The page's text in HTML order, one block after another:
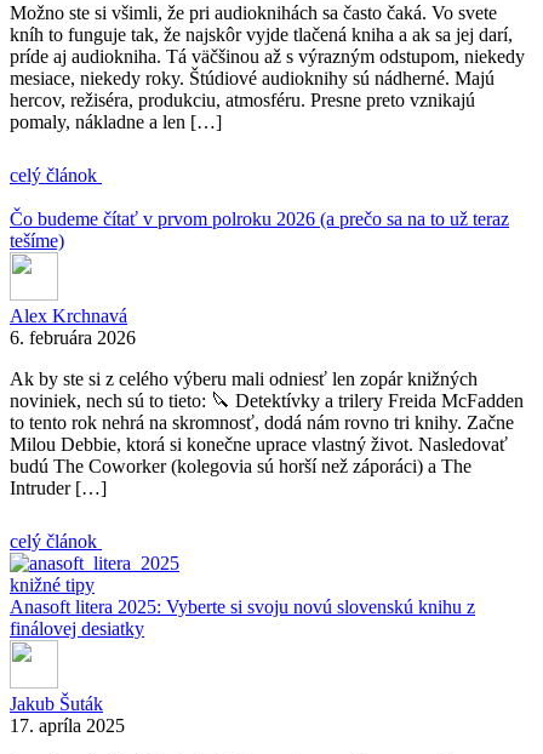
Možno ste si všimli, že pri audioknihách sa často čaká. Vo svete
kníh to funguje tak, že najskôr vyjde tlačená kniha a ak sa jej darí,
príde aj audiokniha. Tá väčšinou až s výrazným odstupom, niekedy
mesiace, niekedy roky. Štúdiové audioknihy sú nádherné. Majú
hercov, režiséra, produkciu, atmosféru. Presne preto vznikajú
pomaly, nákladne a len […]
celý článok
Čo budeme čítať v prvom polroku 2026 (a prečo sa na to už teraz
tešíme)
Alex Krchnavá
6. februára 2026
Ak by ste si z celého výberu mali odniesť len zopár knižných
noviniek, nech sú to tieto: 🔪 Detektívky a trilery Freida McFadden
to tento rok nehrá na skromnosť, dodá nám rovno tri knihy. Začne
Milou Debbie, ktorá si konečne uprace vlastný život. Nasledovať
budú The Coworker (kolegovia sú horší než záporáci) a The
Intruder […]
celý článok
knižné tipy
Anasoft litera 2025: Vyberte si svoju novú slovenskú knihu z
finálovej desiatky
Jakub Šuták
17. apríla 2025